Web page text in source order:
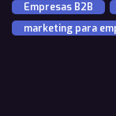
Empresas B2B
marketing para